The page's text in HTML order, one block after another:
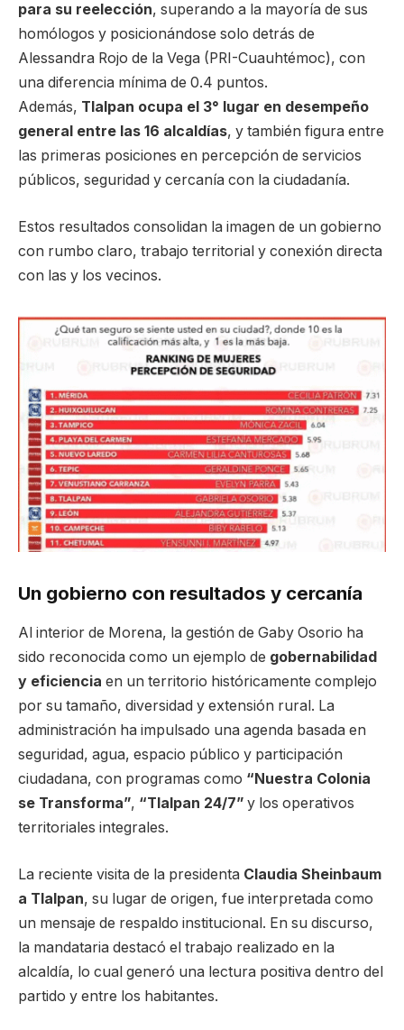
para su reelección, superando a la mayoría de sus
homólogos y posicionándose solo detrás de
Alessandra Rojo de la Vega (PRI-Cuauhtémoc), con
una diferencia mínima de 0.4 puntos.
Además, Tlalpan ocupa el 3° lugar en desempeño
general entre las 16 alcaldías, y también figura entre
las primeras posiciones en percepción de servicios
públicos, seguridad y cercanía con la ciudadanía.
Estos resultados consolidan la imagen de un gobierno
con rumbo claro, trabajo territorial y conexión directa
con las y los vecinos.
Un gobierno con resultados y cercanía
Al interior de Morena, la gestión de Gaby Osorio ha
sido reconocida como un ejemplo de gobernabilidad
y eficiencia en un territorio históricamente complejo
por su tamaño, diversidad y extensión rural. La
administración ha impulsado una agenda basada en
seguridad, agua, espacio público y participación
ciudadana, con programas como “Nuestra Colonia
se Transforma”, “Tlalpan 24/7” y los operativos
territoriales integrales.
La reciente visita de la presidenta Claudia Sheinbaum
a Tlalpan, su lugar de origen, fue interpretada como
un mensaje de respaldo institucional. En su discurso,
la mandataria destacó el trabajo realizado en la
alcaldía, lo cual generó una lectura positiva dentro del
partido y entre los habitantes.